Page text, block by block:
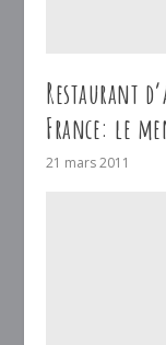
Restaurant
France: le
21 mars 2011